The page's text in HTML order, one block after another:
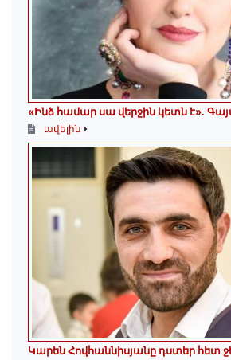
«Ինձ համար սա վերջին կետն է»․
ավելին
Կարեն Հովհաննիսյանը դստեր հետ